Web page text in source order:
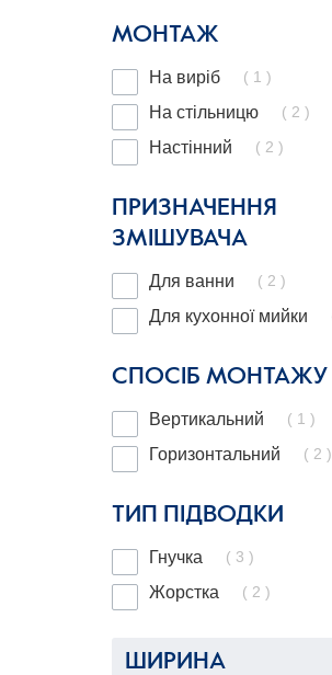
МОНТАЖ
На виріб ( 1 )
На стільницю ( 2 )
Настінний ( 2 )
ПРИЗНАЧЕННЯ
ЗМІШУВАЧА
Для ванни ( 2 )
Для кухонної мийки
СПОСІБ МОНТАЖУ
Вертикальний ( 1 )
Горизонтальний ( 2 )
ТИП ПІДВОДКИ
Гнучка ( 3 )
Жорстка ( 2 )
ШИРИНА